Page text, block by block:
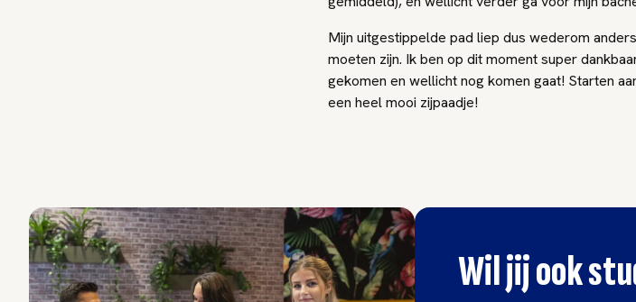
Mijn uitgestippelde pad liep dus wederom
moeten zijn. Ik ben op dit moment super
gekomen en wellicht nog komen gaat! Starten
een heel mooi zijpaadje!
Wil jij ook